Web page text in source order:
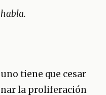
tiene que cesar
la proliferación